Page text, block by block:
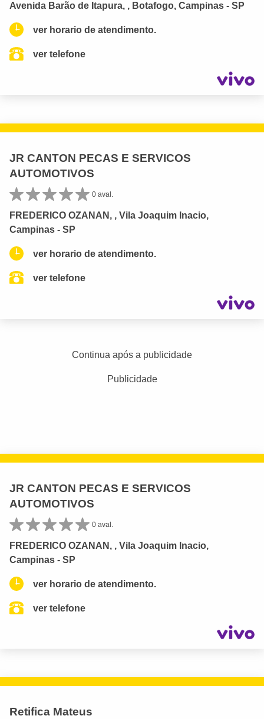
Avenida Barão de Itapura, , Botafogo, Campinas - SP
ver horario de atendimento.
ver telefone
JR CANTON PECAS E SERVICOS
AUTOMOTIVOS
0 aval.
FREDERICO OZANAN, , Vila Joaquim Inacio,
Campinas - SP
ver horario de atendimento.
ver telefone
Continua após a publicidade
Publicidade
JR CANTON PECAS E SERVICOS
AUTOMOTIVOS
0 aval.
FREDERICO OZANAN, , Vila Joaquim Inacio,
Campinas - SP
ver horario de atendimento.
ver telefone
Retifica Mateus